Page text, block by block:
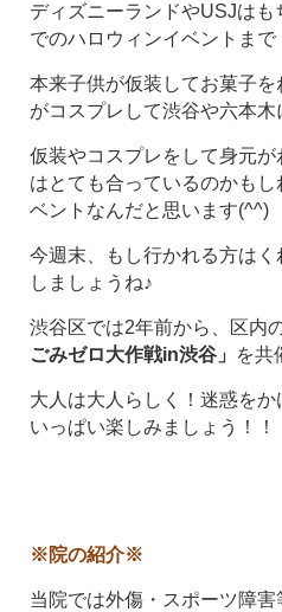
ディズニーランドやUSJは
でのハロウィンイベントまで
本来子供が仮装してお菓子
がコスプレして渋谷や六本
仮装やコスプレをして身元
はとても合っているのかも
ベントなんだと思います(^^)
今週末、もし行かれる方は
しましょうね♪
渋谷区では2年前から、区内
ごみゼロ大作戦in渋谷」
を共
大人は大人らしく！迷惑を
いっぱい楽しみましょう！！
※院の紹介※
当院では外傷・スポーツ障